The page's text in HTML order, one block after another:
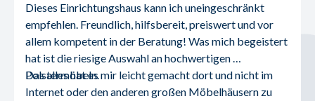
Dieses Einrichtungshaus kann ich uneingeschränkt
empfehlen. Freundlich, hilfsbereit, preiswert und vor
allem kompetent in der Beratung! Was mich begeistert
hat ist die riesige Auswahl an hochwertigen
Polstermöbeln.
Das alles hat es mir leicht gemacht dort und nicht im
Internet oder den anderen großen Möbelhäusern zu